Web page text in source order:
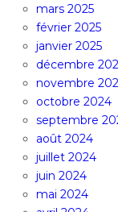
mars 2025
février 2025
janvier 2025
décembre
novembre
octobre 2024
septembre
août 2024
juillet 2024
juin 2024
mai 2024